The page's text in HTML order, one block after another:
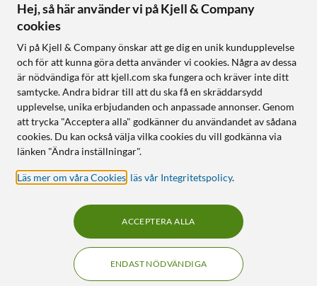
Följ oss
Handla från:
Sverige
Norge
KUNSKAP OCH TILLBEHÖR TILL
Hej, så här använder vi på Kjell & Company
cookies
Vi på Kjell & Company önskar att ge dig en unik kundupplevelse
och för att kunna göra detta använder vi cookies. Några av dessa
är nödvändiga för att kjell.com ska fungera och kräver inte ditt
samtycke. Andra bidrar till att du ska få en skräddarsydd
upplevelse, unika erbjudanden och anpassade annonser. Genom
att trycka "Acceptera alla" godkänner du användandet av sådana
cookies. Du kan också välja vilka cookies du vill godkänna via
länken "Ändra inställningar".
Läs mer om våra Cookies läs vår Integritetspolicy.
ENDAST NÖDVÄNDIGA
ACCEPTERA ALLA